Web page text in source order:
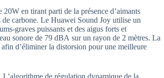
20W en tirant parti de la présence d’aimants
carbone. Le Huawei Sound Joy utilise un
graves puissants et des aigus forts et
sonore de 79 dBA sur un rayon de 2 mètres. La
d’éliminer la distorsion pour une meilleure